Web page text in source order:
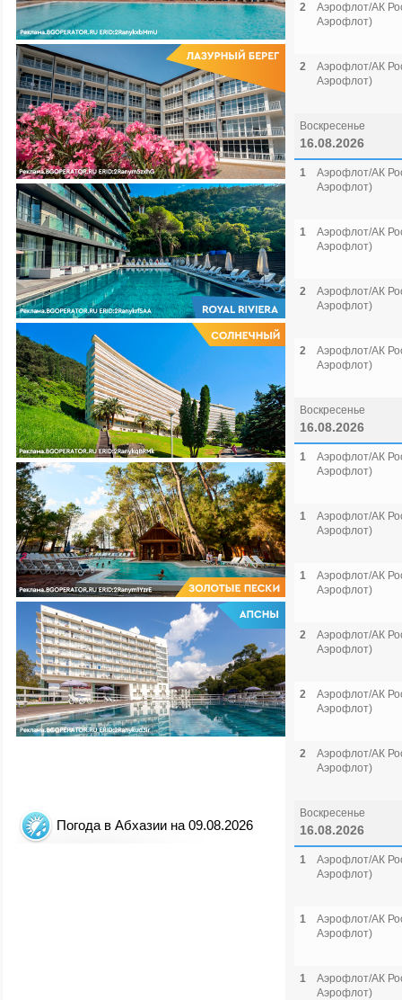
Погода в Абхазии на 09.08.2026
2
Аэрофлот/АК
Аэрофлот)
2
Аэрофлот/АК
Аэрофлот)
Воскресенье
16.08.2026
1
Аэрофлот/АК
Аэрофлот)
1
Аэрофлот/АК
Аэрофлот)
2
Аэрофлот/АК
Аэрофлот)
2
Аэрофлот/АК
Аэрофлот)
Воскресенье
16.08.2026
1
Аэрофлот/АК
Аэрофлот)
1
Аэрофлот/АК
Аэрофлот)
1
Аэрофлот/АК
Аэрофлот)
2
Аэрофлот/АК
Аэрофлот)
2
Аэрофлот/АК
Аэрофлот)
2
Аэрофлот/АК
Аэрофлот)
Воскресенье
16.08.2026
1
Аэрофлот/АК
Аэрофлот)
1
Аэрофлот/АК
Аэрофлот)
1
Аэрофлот/АК
Аэрофлот)